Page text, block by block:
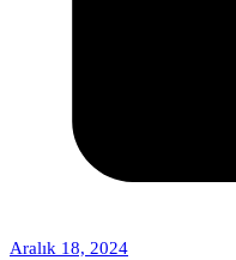
Aralık 18, 2024